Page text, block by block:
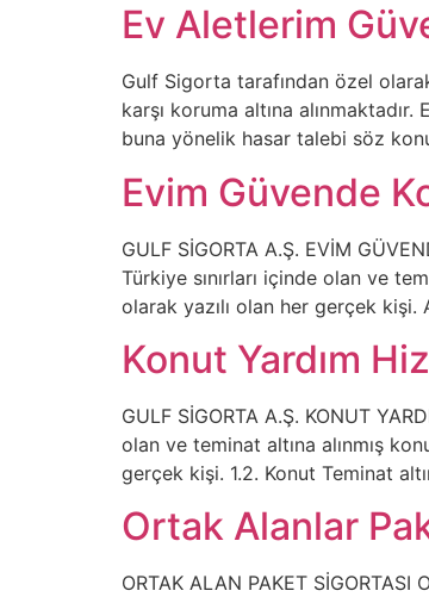
Ev Aletlerim
Gulf Sigorta tarafından özel
karşı koruma altına
buna yönelik hasar talebi söz
Evim Güvende
GULF SİGORTA A.Ş. EVİM
Türkiye sınırları içinde olan ve
olarak yazılı olan her gerçek kişi.
Konut Yardım
GULF SİGORTA A.Ş. KONUT
olan ve teminat altına alınmış
gerçek kişi. 1.2. Konut Teminat
Ortak Alanlar
ORTAK ALAN PAKET